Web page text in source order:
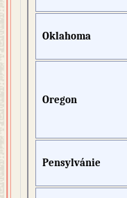
Oklahoma
Oregon
Pensylvánie